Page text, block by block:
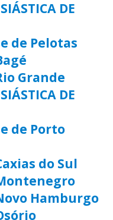
DE
de Pelotas
Grande
DE
de Porto
do Sul
Hamburgo